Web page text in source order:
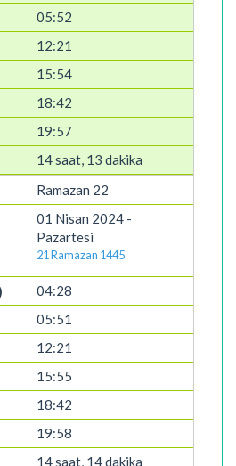
05:52
12:21
15:54
18:42
19:57
14 saat, 13 dakika
Ramazan 22
01 Nisan 2024 -
Pazartesi
21 Ramazan 1445
04:28
05:51
12:21
15:55
18:42
19:58
14 saat, 14 dakika